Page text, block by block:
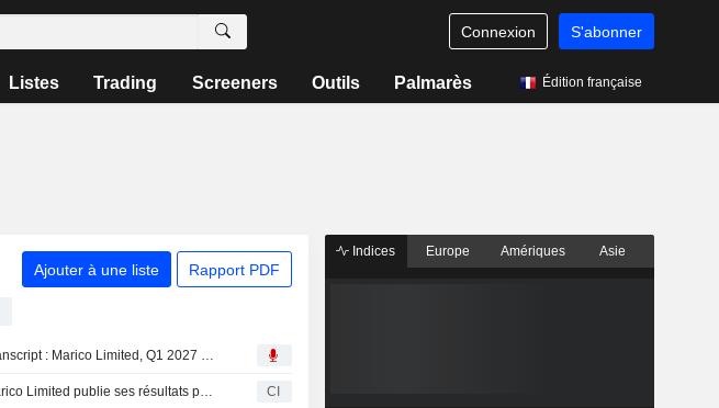
Connexion S'abonner
Listes Trading Screeners Outils Palmarès Édition française
Ajouter à une liste Rapport PDF
Transcript : Marico Limited, Q1 2027 Earnings Call, Aug 04, 2026
Marico Limited publie ses résultats pour le premier trimestre clos le 30 juin 2026 CI
Indices Europe Amériques Asie